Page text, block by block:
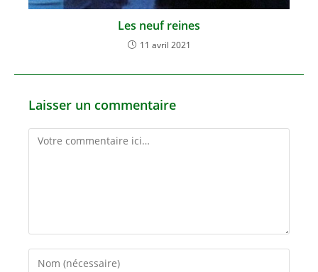
Les neuf reines
11 avril 2021
Laisser un commentaire
Comment
Enter